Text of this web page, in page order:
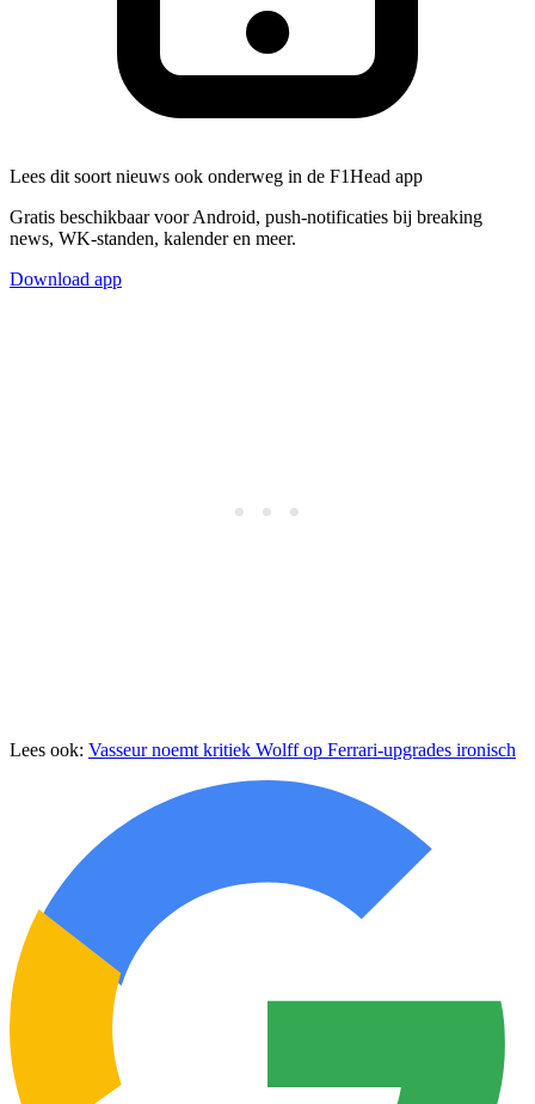
Lees dit soort nieuws ook onderweg in de F1Head app
Gratis beschikbaar voor Android, push-notificaties bij breaking
news, WK-standen, kalender en meer.
Download app
Lees ook: Vasseur noemt kritiek Wolff op Ferrari-upgrades ironisch